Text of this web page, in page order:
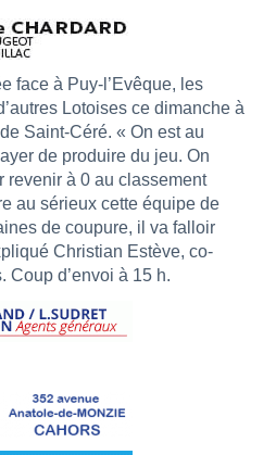
face à Puy-l’Evêque, les
Lotoises ce dimanche à
Saint-Céré. « On est au
de produire du jeu. On
revenir à 0 au classement
au sérieux cette équipe de
de coupure, il va falloir
Christian Estève, co-
Coup d’envoi à 15 h.